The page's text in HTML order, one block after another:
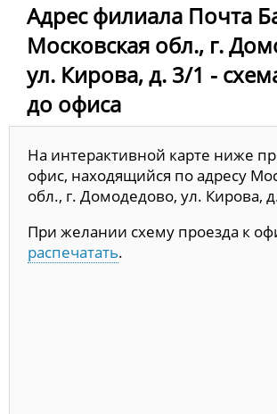
Адрес филиала Почта
Московская обл., г.
ул. Кирова, д. 3/1 -
до офиса
На интерактивной карте ниже
офис, находящийся по адресу
обл., г. Домодедово, ул. Кирова,
При желании схему проезда к
распечатать.